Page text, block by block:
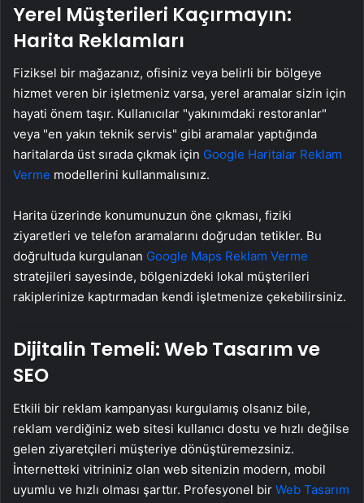
Yerel Müşterileri Kaçırmayın:
Harita Reklamları
Fiziksel bir mağazanız, ofisiniz veya belirli bir bölgeye
hizmet veren bir işletmeniz varsa, yerel aramalar sizin için
hayati önem taşır. Kullanıcılar "yakınımdaki restoranlar"
veya "en yakın teknik servis" gibi aramalar yaptığında
haritalarda üst sırada çıkmak için Google Haritalar Reklam
Verme modellerini kullanmalısınız.
Harita üzerinde konumunuzun öne çıkması, fiziki
ziyaretleri ve telefon aramalarını doğrudan tetikler. Bu
doğrultuda kurgulanan Google Maps Reklam Verme
stratejileri sayesinde, bölgenizdeki lokal müşterileri
rakiplerinize kaptırmadan kendi işletmenize çekebilirsiniz.
Dijitalin Temeli: Web Tasarım ve
SEO
Etkili bir reklam kampanyası kurgulamış olsanız bile,
reklam verdiğiniz web sitesi kullanıcı dostu ve hızlı değilse
gelen ziyaretçileri müşteriye dönüştüremezsiniz.
İnternetteki vitrininiz olan web sitenizin modern, mobil
uyumlu ve hızlı olması şarttır. Profesyonel bir Web Tasarım